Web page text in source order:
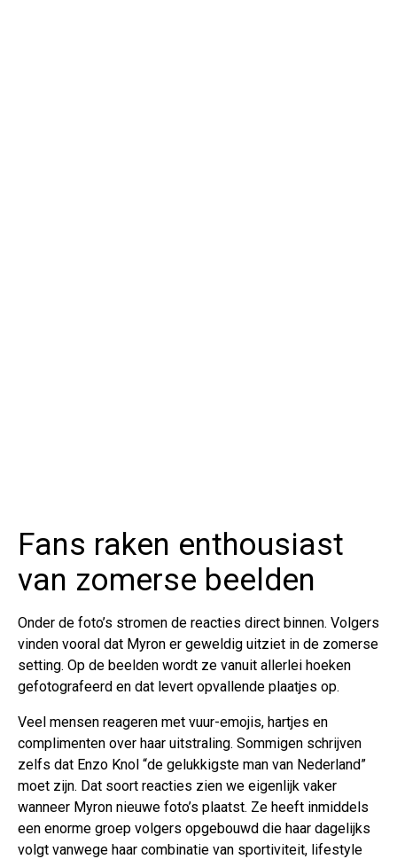
Fans raken enthousiast
van zomerse beelden
Onder de foto’s stromen de reacties direct binnen. Volgers
vinden vooral dat Myron er geweldig uitziet in de zomerse
setting. Op de beelden wordt ze vanuit allerlei hoeken
gefotografeerd en dat levert opvallende plaatjes op.
Veel mensen reageren met vuur-emojis, hartjes en
complimenten over haar uitstraling. Sommigen schrijven
zelfs dat Enzo Knol “de gelukkigste man van Nederland”
moet zijn. Dat soort reacties zien we eigenlijk vaker
wanneer Myron nieuwe foto’s plaatst. Ze heeft inmiddels
een enorme groep volgers opgebouwd die haar dagelijks
volgt vanwege haar combinatie van sportiviteit, lifestyle